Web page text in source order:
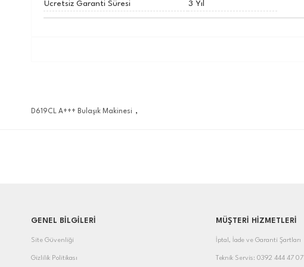
Ücretsiz Garanti Süresi 3 Yıl
D619CL A+++ Bulaşık Makinesi ,
GENEL BİLGİLERİ
Site Güvenliği
Gizlilik Politikası
MÜŞTERİ HİZMETLERİ
İptal, İade ve Garanti Şartları
Teknik Servis: 0392 444 47 07